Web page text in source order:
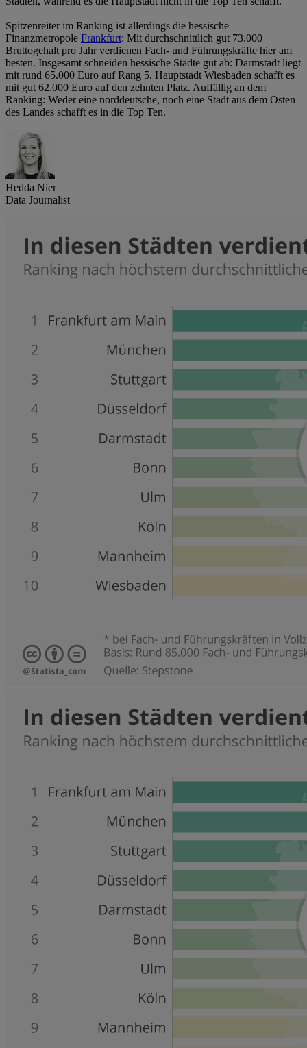
Spitzenreiter im Ranking ist allerdings die hessische
Finanzmetropole Frankfurt: Mit durchschnittlich gut 73.000
Bruttogehalt pro Jahr verdienen Fach- und Führungskräfte hier am
besten. Insgesamt schneiden hessische Städte gut ab: Darmstadt liegt
mit rund 65.000 Euro auf Rang 5, Hauptstadt Wiesbaden schafft es
mit gut 62.000 Euro auf den zehnten Platz. Auffällig an dem
Ranking: Weder eine norddeutsche, noch eine Stadt aus dem Osten
des Landes schafft es in die Top Ten.
Hedda Nier
Data Journalist